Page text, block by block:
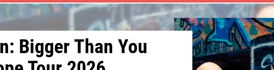
Bigger Than You